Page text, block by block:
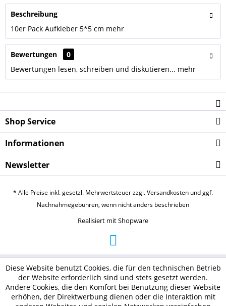
Beschreibung
10er Pack Aufkleber 5*5 cm mehr
Bewertungen
0
Bewertungen lesen, schreiben und diskutieren... mehr
Shop Service
Informationen
Newsletter
* Alle Preise inkl. gesetzl. Mehrwertsteuer zzgl.Versandkosten und ggf.
Nachnahmegebühren, wenn nicht anders beschrieben
Realisiert mit Shopware
Diese Website benutzt Cookies, die für den technischen Betrieb
der Website erforderlich sind und stets gesetzt werden.
Andere Cookies, die den Komfort bei Benutzung dieser Website
erhöhen, der Direktwerbung dienen oder die Interaktion mit